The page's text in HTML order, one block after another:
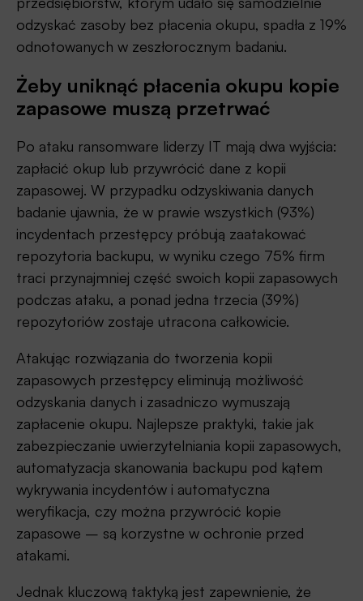
odzyskać zasoby bez płacenia okupu, spadła z 19%
odnotowanych w zeszłorocznym badaniu.
Żeby uniknąć płacenia okupu kopie
zapasowe muszą przetrwać
Po ataku ransomware liderzy IT mają dwa wyjścia:
zapłacić okup lub przywrócić dane z kopii
zapasowej. W przypadku odzyskiwania danych
badanie ujawnia, że w prawie wszystkich (93%)
incydentach przestępcy próbują zaatakować
repozytoria backupu, w wyniku czego 75% firm
traci przynajmniej część swoich kopii zapasowych
podczas ataku, a ponad jedna trzecia (39%)
repozytoriów zostaje utracona całkowicie.
Atakując rozwiązania do tworzenia kopii
zapasowych przestępcy eliminują możliwość
odzyskania danych i zasadniczo wymuszają
zapłacenie okupu. Najlepsze praktyki, takie jak
zabezpieczanie uwierzytelniania kopii zapasowych,
automatyzacja skanowania backupu pod kątem
wykrywania incydentów i automatyczna
weryfikacja, czy można przywrócić kopie
zapasowe – są korzystne w ochronie przed
atakami.
Jednak kluczową taktyką jest zapewnienie, że